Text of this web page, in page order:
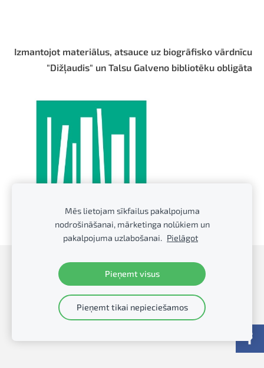
Izmantojot materiālus, atsauce uz biogrāfisko vārdnīcu
"Dižļaudis" un Talsu Galveno bibliotēku obligāta
Talsu Galvenā bibliotēka
Mēs lietojam sīkfailus pakalpojuma
nodrošināšanai, mārketinga nolūkiem un
pakalpojuma uzlabošanai. Pielāgot
Pieņemt visus
Pieņemt tikai nepieciešamos